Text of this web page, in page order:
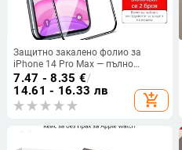
Защитно закалено фолио за
iPhone 14 Pro Max — пълно
покритие на предния екран, HD
яснота
7.47 - 8.35 €/
14.61 - 16.33 лв
add_shopping_cart